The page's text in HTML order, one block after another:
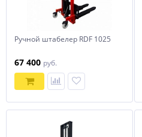
Ручной штабелер RDF 1025
67 400 руб.